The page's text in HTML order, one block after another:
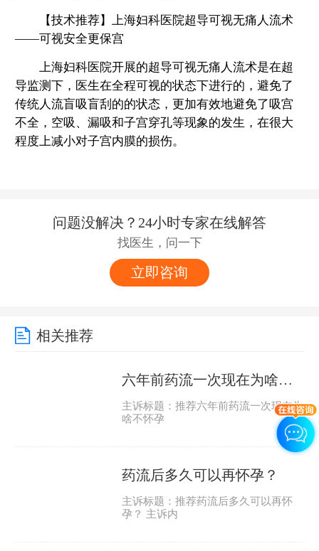
【技术推荐】上海妇科医院超导可视无痛人流术
——可视安全更保宫
上海妇科医院开展的超导可视无痛人流术是在超
导监测下，医生在全程可视的状态下进行的，避免了
传统人流盲吸盲刮的的状态，更加有效地避免了吸宫
不全，空吸、漏吸和子宫穿孔等现象的发生，在很大
程度上减小对子宫内膜的损伤。
问题没解决？24小时专家在线解答
找医生，问一下
立即咨询
相关推荐
六年前药流一次现在为啥不怀孕？
主诉标题：推荐六年前药流一次现在为
啥不怀孕
药流后多久可以再怀孕？
主诉标题：推荐药流后多久可以再怀
孕？ 主诉内